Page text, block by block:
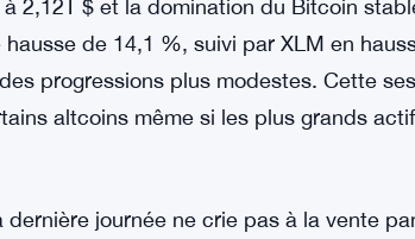
2,12T $ et la domination du Bitcoin
de 14,1 %, suivi par XLM en
progressions plus modestes. Cette
altcoins même si les plus grands
dernière journée ne crie pas à la vente